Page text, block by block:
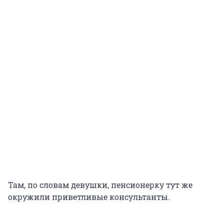
Там, по словам девушки, пенсионерку тут же
окружили приветливые консультанты.